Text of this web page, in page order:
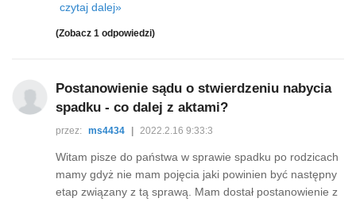
czytaj dalej»
(Zobacz 1 odpowiedzi)
Postanowienie sądu o stwierdzeniu nabycia
spadku - co dalej z aktami?
przez: ms4434 2022.2.16 9:33:3
Witam pisze do państwa w sprawie spadku po rodzicach
mamy gdyż nie mam pojęcia jaki powinien być następny
etap związany z tą sprawą. Mam dostał postanowienie z